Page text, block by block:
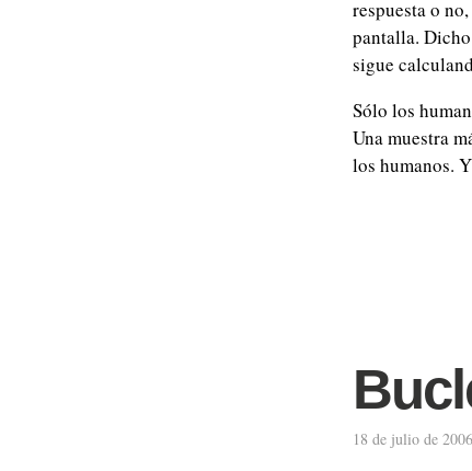
respuesta o
pantalla.
sigue
Sólo los
Una muestra
los humanos.
18 de julio de 2006